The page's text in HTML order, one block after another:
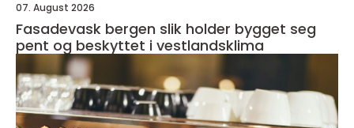
07. August 2026
Fasadevask bergen slik holder bygget seg
pent og beskyttet i vestlandsklima